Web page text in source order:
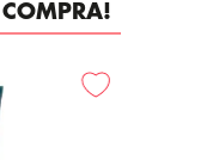
COMPRA!